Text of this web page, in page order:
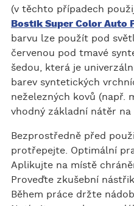
(v těchto případech
Bostik Super Color Auto
barvu lze použít pod
červenou pod tmavé
šedou, která je
barev syntetických
neželezných kovů (např.
vhodný základní nátěr na
Bezprostředně před
protřepejte. Optimální
Aplikujte na místě
Proveďte zkušební
Během práce držte